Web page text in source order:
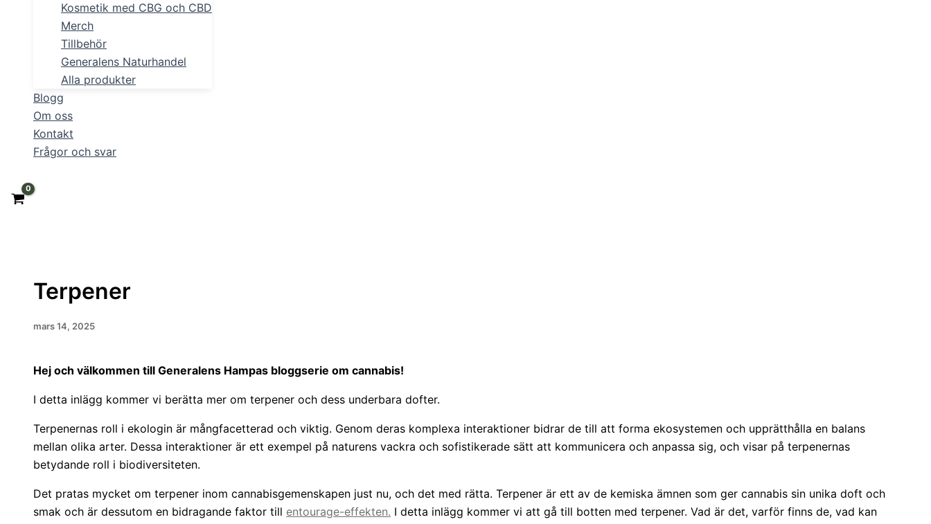
Kosmetik med CBG och CBD
Merch
Tillbehör
Generalens Naturhandel
Alla produkter
Blogg
Om oss
Kontakt
Frågor och svar
Terpener
mars 14, 2025
Hej och välkommen till Generalens Hampas bloggserie om cannabis!
I detta inlägg kommer vi berätta mer om terpener och dess underbara dofter.
Terpenernas roll i ekologin är mångfacetterad och viktig. Genom deras komplexa interaktioner bidrar de till att forma ekosystemen och upprätthålla en balans
mellan olika arter. Dessa interaktioner är ett exempel på naturens vackra och sofistikerade sätt att kommunicera och anpassa sig, och visar på terpenernas
betydande roll i biodiversiteten.
Det pratas mycket om terpener inom cannabisgemenskapen just nu, och det med rätta. Terpener är ett av de kemiska ämnen som ger cannabis sin unika doft och
smak och är dessutom en bidragande faktor till entourage-effekten. I detta inlägg kommer vi att gå till botten med terpener. Vad är det, varför finns de, vad kan